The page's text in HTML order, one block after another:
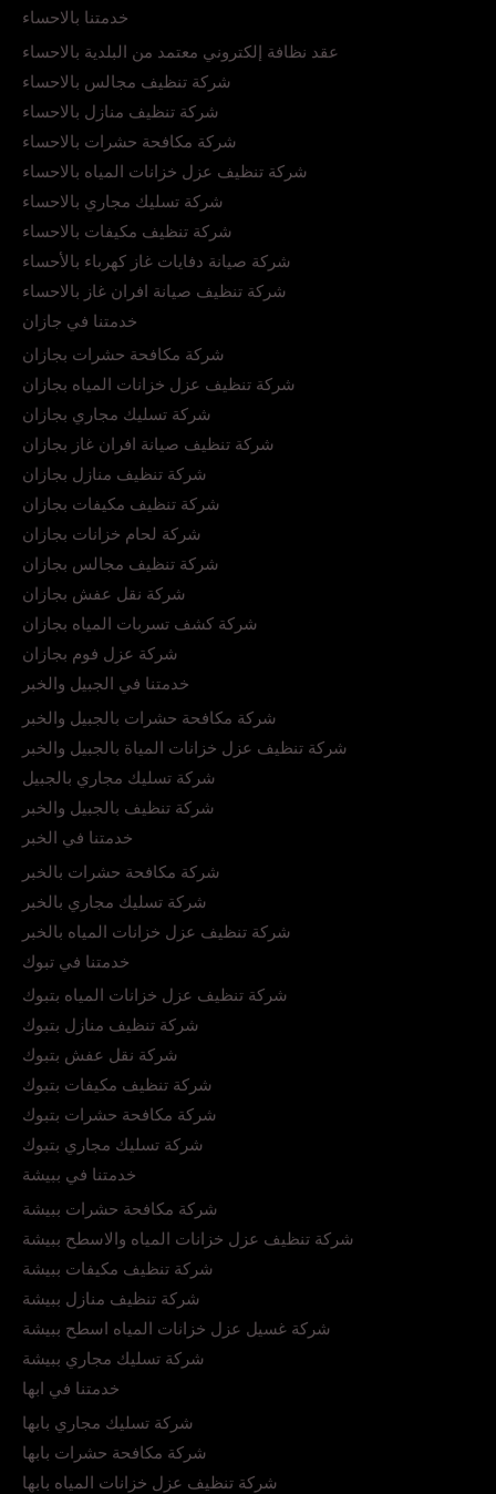
خدمتنا بالاحساء
عقد نظافة إلكتروني معتمد من البلدية بالاحساء
شركة تنظيف مجالس بالاحساء
شركة تنظيف منازل بالاحساء
شركة مكافحة حشرات بالاحساء
شركة تنظيف عزل خزانات المياه بالاحساء
شركة تسليك مجاري بالاحساء
شركة تنظيف مكيفات بالاحساء
شركة صيانة دفايات غاز كهرباء بالأحساء
شركة تنظيف صيانة افران غاز بالاحساء
خدمتنا في جازان
شركة مكافحة حشرات بجازان
شركة تنظيف عزل خزانات المياه بجازان
شركة تسليك مجاري بجازان
شركة تنظيف صيانة افران غاز بجازان
شركة تنظيف منازل بجازان
شركة تنظيف مكيفات بجازان
شركة لحام خزانات بجازان
شركة تنظيف مجالس بجازان
شركة نقل عفش بجازان
شركة كشف تسربات المياه بجازان
شركة عزل فوم بجازان
خدمتنا في الجبيل والخبر
شركة مكافحة حشرات بالجبيل والخبر
شركة تنظيف عزل خزانات المياة بالجبيل والخبر
شركة تسليك مجاري بالجبيل
شركة تنظيف بالجبيل والخبر
خدمتنا في الخبر
شركة مكافحة حشرات بالخبر
شركة تسليك مجاري بالخبر
شركة تنظيف عزل خزانات المياه بالخبر
خدمتنا في تبوك
شركة تنظيف عزل خزانات المياه بتبوك
شركة تنظيف منازل بتبوك
شركة نقل عفش بتبوك
شركة تنظيف مكيفات بتبوك
شركة مكافحة حشرات بتبوك
شركة تسليك مجاري بتبوك
خدمتنا في ببيشة
شركة مكافحة حشرات ببيشة
شركة تنظيف عزل خزانات المياه والاسطح ببيشة
شركة تنظيف مكيفات ببيشة
شركة تنظيف منازل ببيشة
شركة غسيل عزل خزانات المياه اسطح ببيشة
شركة تسليك مجاري ببيشة
خدمتنا في ابها
شركة تسليك مجاري بابها
شركة مكافحة حشرات بابها
شركة تنظيف عزل خزانات المياه بابها